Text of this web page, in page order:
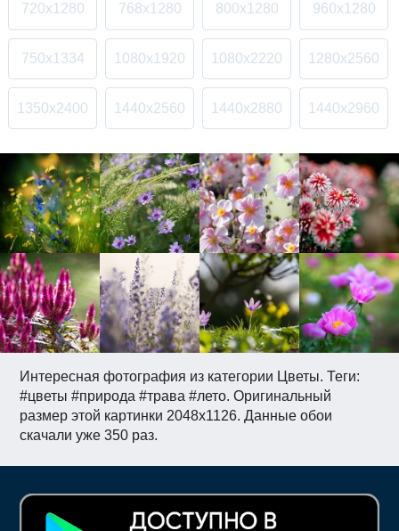
Интересная фотография из категории Цветы. Теги:
#цветы #природа #трава #лето. Оригинальный
размер этой картинки 2048x1126. Данные обои
скачали уже 350 раз.
720x1280 768x1280 800x1280 960x1280
750x1334 1080x1920 1080x2220 1280x2560
1350x2400 1440x2560 1440x2880 1440x2960